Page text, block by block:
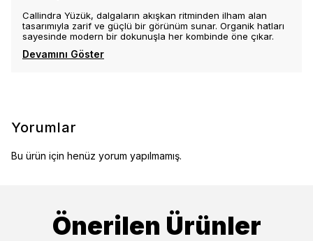
Callindra Yüzük, dalgaların akışkan ritminden ilham alan
tasarımıyla zarif ve güçlü bir görünüm sunar. Organik hatları
sayesinde modern bir dokunuşla her kombinde öne çıkar.
Devamını Göster
Yorumlar
Bu ürün için henüz yorum yapılmamış.
Önerilen Ürünler